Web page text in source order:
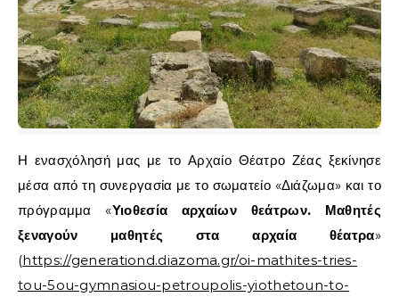
Η ενασχόλησή μας με το Αρχαίο Θέατρο Ζέας ξεκίνησε
μέσα από τη συνεργασία με το σωματείο «Διάζωμα» και το
πρόγραμμα «Υιοθεσία αρχαίων θεάτρων. Μαθητές
ξεναγούν μαθητές στα αρχαία θέατρα»
(https://generationd.diazoma.gr/oi-mathites-tries-
tou-5ou-gymnasiou-petroupolis-yiothetoun-to-